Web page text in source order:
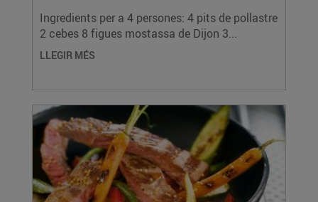
Ingredients per a 4 persones: 4 pits de pollastre
2 cebes 8 figues mostassa de Dijon 3...
LLEGIR MÉS